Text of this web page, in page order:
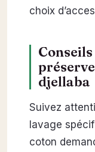
choix
djellaba
Suivez
lavage
coton